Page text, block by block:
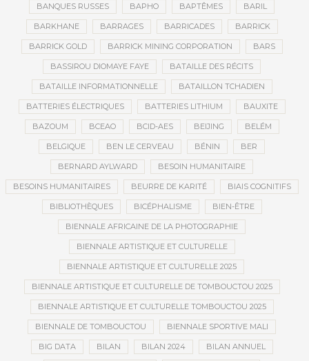
BANQUES RUSSES BAPHO BAPTÊMES BARIL
BARKHANE BARRAGES BARRICADES BARRICK
BARRICK GOLD BARRICK MINING CORPORATION BARS
BASSIROU DIOMAYE FAYE BATAILLE DES RÉCITS
BATAILLE INFORMATIONNELLE BATAILLON TCHADIEN
BATTERIES ÉLECTRIQUES BATTERIES LITHIUM BAUXITE
BAZOUM BCEAO BCID-AES BEIJING BELÉM
BELGIQUE BEN LE CERVEAU BÉNIN BER
BERNARD AYLWARD BESOIN HUMANITAIRE
BESOINS HUMANITAIRES BEURRE DE KARITÉ BIAIS COGNITIFS
BIBLIOTHÈQUES BICÉPHALISME BIEN-ÊTRE
BIENNALE AFRICAINE DE LA PHOTOGRAPHIE
BIENNALE ARTISTIQUE ET CULTURELLE
BIENNALE ARTISTIQUE ET CULTURELLE 2025
BIENNALE ARTISTIQUE ET CULTURELLE DE TOMBOUCTOU 2025
BIENNALE ARTISTIQUE ET CULTURELLE TOMBOUCTOU 2025
BIENNALE DE TOMBOUCTOU BIENNALE SPORTIVE MALI
BIG DATA BILAN BILAN 2024 BILAN ANNUEL